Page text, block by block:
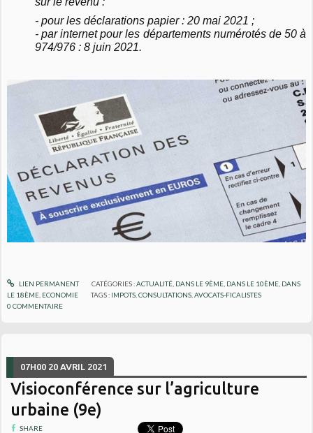
- pour les déclarations papier : 20 mai 2021 ;
- par internet pour les départements numérotés de 50 à
974/976 : 8 juin 2021.
LIEN PERMANENT CATÉGORIES :ACTUALITÉ, DANS LE 9ÈME, DANS LE 10ÈME, DANS
LE 18ÈME ECONOMIE TAGS : IMPOTS ,CONSULTATIONS ,AVOCATS-FICALISTES
0 COMMENTAIRE
07H00 20 AVRIL 2021
Visioconférence sur l’agriculture
urbaine (9e)
SHARE